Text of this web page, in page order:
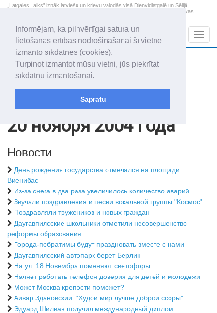
Informējam, ka pilnvērtīgai satura un
lietošanas ērtības nodrošināšanai šī vietne
izmanto sīkdatnes (cookies).
Turpinot izmantot mūsu vietni, jūs piekrītat
sīkdatņu izmantošanai.
Sapratu
„Latgales Laiks” iznāk latviešu un krievu valodās visā Dienvidlatgalē un Sēlijā,
„Latgales Laiks” latviešu valodā aptver Daugavpils valstspilsētu, Augšdaugavas
2026. gada 8. augusts
Sestdiena
Mudīte, Vladislava, Vladislavs
+19.0
20 ноября 2004 года
Новости
День рождения государства отмечался на площади
Виенибас
Из-за снега в два раза увеличилось количество аварий
Звучали поздравления и песни вокальной группы "Космос"
Поздравляли тружеников и новых граждан
Даугавпилсские школьники отметили несовершенство
реформы образования
Города-побратимы будут праздновать вместе с нами
Даугавпилсский автопарк берет Берлин
На ул. 18 Новембра поменяют светофоры
Начнет работать телефон доверия для детей и молодежи
Может Москва крепости поможет?
Айвар Здановский: "Худой мир лучше доброй ссоры"
Эдуард Шилван получил международный диплом